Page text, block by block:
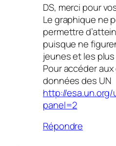
DS, merci pour
Le graphique ne
permettre
puisque ne
jeunes et les
Pour accéder
données des UN
http://
panel=2
Répondre